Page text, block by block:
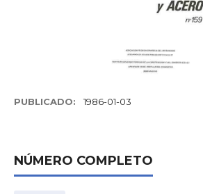
PUBLICADO: 1986-01-03
NÚMERO COMPLETO